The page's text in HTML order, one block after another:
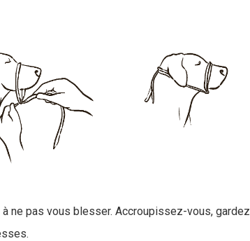
ne pas vous blesser. Accroupissez-vous, gardez